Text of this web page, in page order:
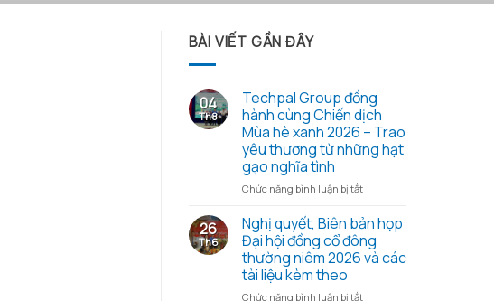
BÀI VIẾT GẦN ĐÂY
04
Th8
Techpal Group đồng
hành cùng Chiến dịch
Mùa hè xanh 2026 – Trao
yêu thương từ những hạt
gạo nghĩa tình
Chức năng bình luận bị tắtở
Group
đồng
hành
cùng
dịch
26
Th6
Nghị quyết, Biên bản họp
Đại hội đồng cổ đông
thường niêm 2026 và các
tài liệu kèm theo
Chức năng bình luận bị tắtở